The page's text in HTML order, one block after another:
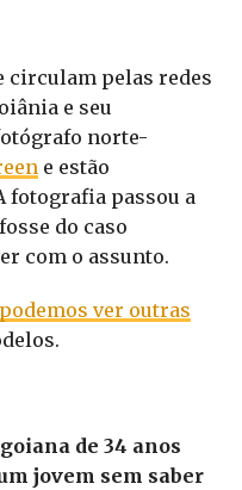
circulam pelas redes
e seu
norte-
e estão
fotografia passou a
do caso
com o assunto.
ver outras
de 34 anos
jovem sem saber